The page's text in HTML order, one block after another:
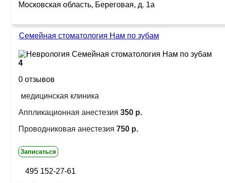
Московская область, Береговая, д. 1а
Семейная стоматология Нам по зубам
4
0 отзывов
медицинская клиника
Аппликационная анестезия 350 р.
Проводниковая анестезия 750 р.
Записаться
495 152-27-61